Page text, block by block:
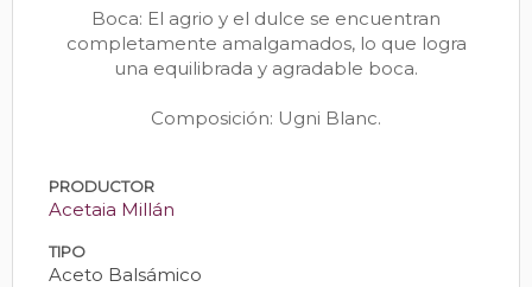
Boca: El agrio y el dulce se encuentran
completamente amalgamados, lo que logra
una equilibrada y agradable boca.
Composición: Ugni Blanc.
PRODUCTOR
Acetaia Millán
TIPO
Aceto Balsámico